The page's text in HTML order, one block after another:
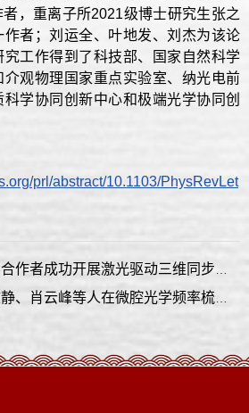
，重离子所2021级博士研究生张之
者；刘运全、叶地发、刘杰为该论
工作得到了科技部、国家自然科学
观物理国家重点实验室、纳光电前
学协同创新中心和极端光学协同创
prl/abstract/10.1103/PhysRevLet
上一篇：乔宾课题组与合作者成功开展激光驱动三维同步质子照相实验并验证天体磁场起源新机制
下一篇：杨起帆、刘文静、肖云峰等人在微腔光学频率梳领域取得重要研究进展